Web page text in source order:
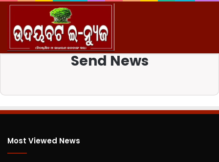
Home
Send News
Most Viewed News